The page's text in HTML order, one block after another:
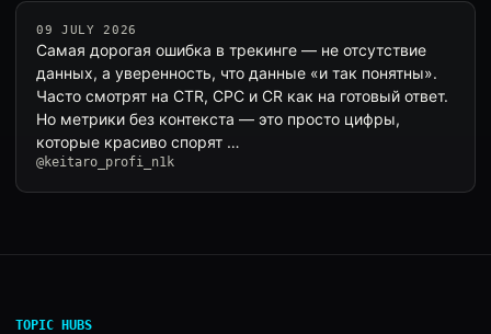
09 JULY 2026
Самая дорогая ошибка в трекинге — не отсутствие
данных, а уверенность, что данные «и так понятны».
Часто смотрят на CTR, CPC и CR как на готовый ответ.
Но метрики без контекста — это просто цифры,
которые красиво спорят …
@keitaro_profi_n1k
TOPIC HUBS